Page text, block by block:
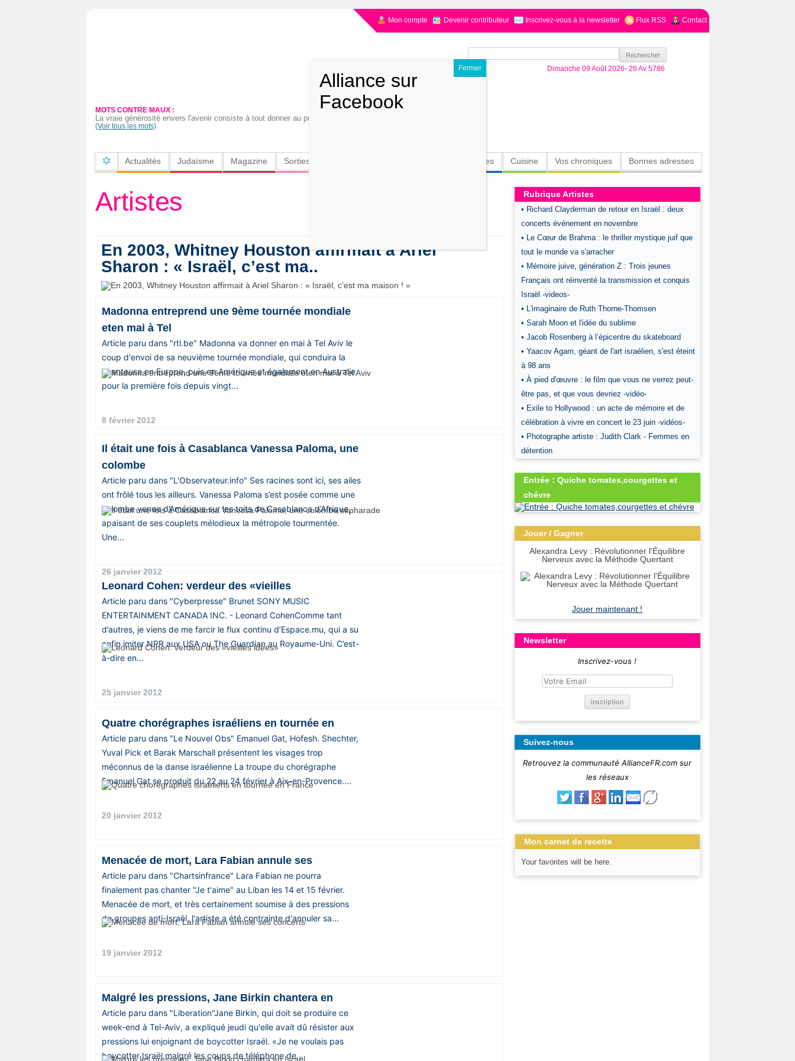
Mon compte Devenir contributeur Inscrivez-vous à la newsletter Flux RSS Contact
MOTS CONTRE MAUX :
La vraie générosité envers l'avenir consiste à tout donner au présent. Albert Camus
(Voir tous les mots)
Rechercher :
Dimanche 09 Août 2026- 26 Av 5786
Actualités Judaïsme Magazine Sorties Insolites Cuisine Vos chroniques Bonnes adresses
Artistes
En 2003, Whitney Houston affirmait à Ariel
Sharon : « Israël, c’est ma..
Madonna entreprend une 9ème tournée mondiale
eten mai à Tel
Article paru dans "rtl.be" Madonna va donner en mai à Tel Aviv le
coup d'envoi de sa neuvième tournée mondiale, qui conduira la
chanteuse en Europe, puis en Amérique et également en Australie
pour la première fois depuis vingt...
8 février 2012
Il était une fois à Casablanca Vanessa Paloma, une
colombe
Article paru dans "L'Observateur.info" Ses racines sont ici, ses ailes
ont frôlé tous les ailleurs. Vanessa Paloma s’est posée comme une
colombe venue d’Amérique sur les toits de Casablanca d’Afrique,
apaisant de ses couplets mélodieux la métropole tourmentée.
Une...
26 janvier 2012
Leonard Cohen: verdeur des «vieilles
Article paru dans "Cyberpresse" Brunet SONY MUSIC
ENTERTAINMENT CANADA INC. - Leonard CohenComme tant
d’autres, je viens de me farcir le flux continu d’Espace.mu, qui a su
enfin imiter NPR aux USA ou The Guardian au Royaume-Uni. C’est-
à-dire en...
25 janvier 2012
Quatre chorégraphes israéliens en tournée en
Article paru dans "Le Nouvel Obs" Emanuel Gat, Hofesh. Shechter,
Yuval Pick et Barak Marschall présentent les visages trop
méconnus de la danse israélienne La troupe du chorégraphe
Emanuel Gat se produit du 22 au 24 février à Aix-en-Provence....
20 janvier 2012
Menacée de mort, Lara Fabian annule ses
Article paru dans "Chartsinfrance" Lara Fabian ne pourra
finalement pas chanter "Je t'aime" au Liban les 14 et 15 février.
Menacée de mort, et très certainement soumise à des pressions
de groupes anti-Israël, l'artiste a été contrainte d'annuler sa...
19 janvier 2012
Malgré les pressions, Jane Birkin chantera en
Article paru dans "Liberation"Jane Birkin, qui doit se produire ce
week-end à Tel-Aviv, a expliqué jeudi qu'elle avait dû résister aux
pressions lui enjoignant de boycotter Israël. «Je ne voulais pas
boycotter Israël malgré les coups de téléphone de...
Rubrique Artistes
• Richard Clayderman de retour en Israël : deux
concerts événement en novembre
• Le Cœur de Brahma : le thriller mystique juif que
tout le monde va s'arracher
• Mémoire juive, génération Z : Trois jeunes
Français ont réinventé la transmission et conquis
Israël -videos-
• L'imaginaire de Ruth Thorne-Thomsen
• Sarah Moon et l'idée du sublime
• Jacob Rosenberg à l’épicentre du skateboard
• Yaacov Agam, géant de l'art israélien, s'est éteint
à 98 ans
• À pied d'œuvre : le film que vous ne verrez peut-
être pas, et que vous devriez -vidéo-
• Exile to Hollywood : un acte de mémoire et de
célébration à vivre en concert le 23 juin -vidéos-
• Photographe artiste : Judith Clark - Femmes en
détention
Entrée : Quiche tomates,courgettes et
chévre
Jouer / Gagner
Alexandra Levy : Révolutionner l'Équilibre
Nerveux avec la Méthode Quertant
Jouer maintenant !
Newsletter
Inscrivez-vous !
Suivez-nous
Retrouvez la communauté AllianceFR.com sur
les réseaux
Mon carnet de recette
Your favorites will be here.